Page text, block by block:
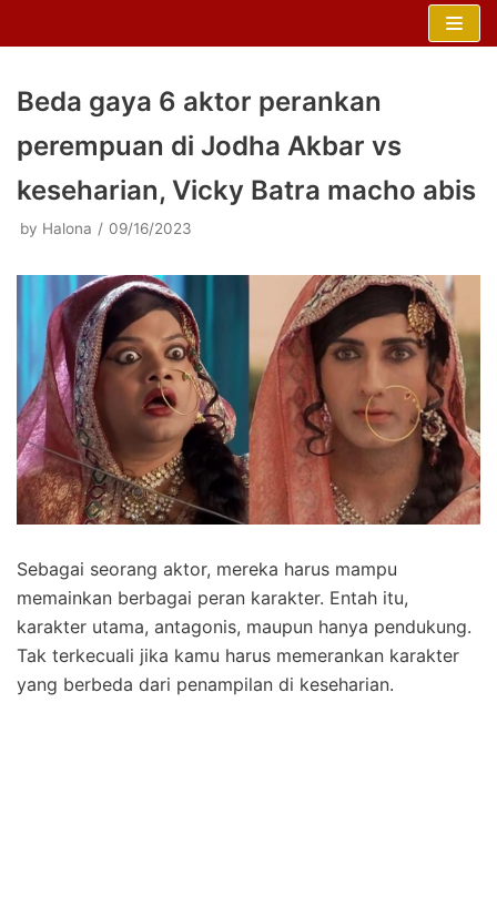
Beda gaya 6 aktor perankan
perempuan di Jodha Akbar vs
keseharian, Vicky Batra macho abis
by Halona 09/16/2023
Sebagai seorang aktor, mereka harus mampu
memainkan berbagai peran karakter. Entah itu,
karakter utama, antagonis, maupun hanya pendukung.
Tak terkecuali jika kamu harus memerankan karakter
yang berbeda dari penampilan di keseharian.